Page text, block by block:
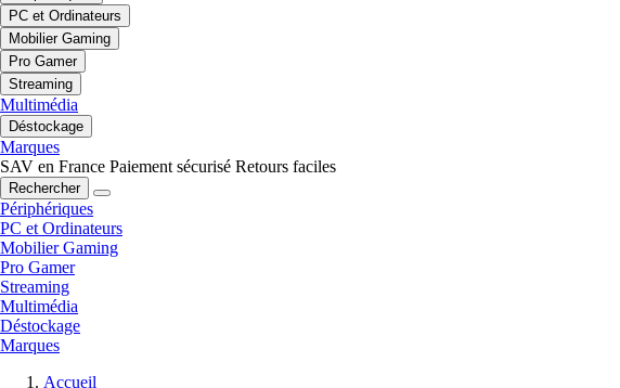
PC et Ordinateurs
Mobilier Gaming
Pro Gamer
Streaming
Multimédia
Déstockage
Marques
SAV en France Paiement sécurisé Retours faciles
Rechercher
Périphériques
PC et Ordinateurs
Mobilier Gaming
Pro Gamer
Streaming
Multimédia
Déstockage
Marques
Accueil